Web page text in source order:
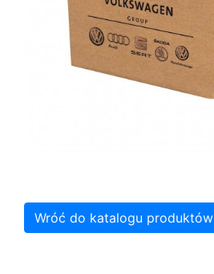
Wróć do katalogu produktów